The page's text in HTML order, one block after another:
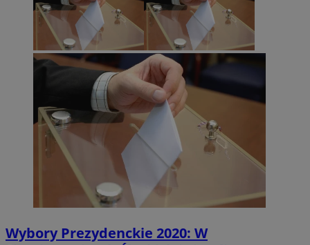
Wybory Prezydenckie 2020: W